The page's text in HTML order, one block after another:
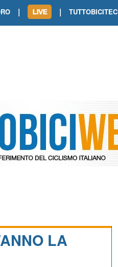
|
TOUR DE FRANCE.
TOUR DE FRANCE. A
|
LA